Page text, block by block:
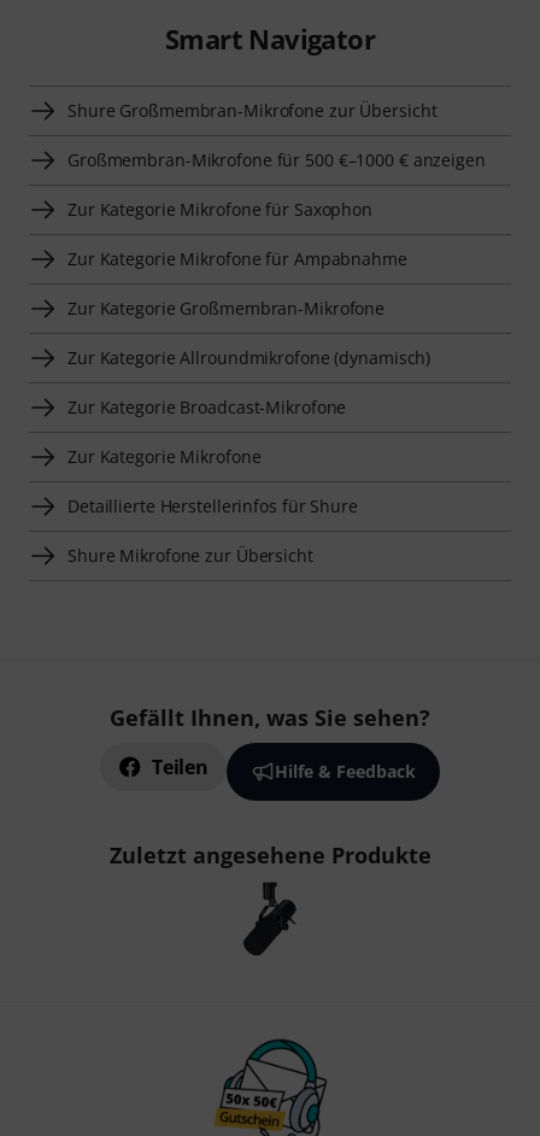
Smart Navigator
Shure Großmembran-Mikrofone zur Übersicht
Großmembran-Mikrofone für 500 €–1000 € anzeigen
Zur Kategorie Mikrofone für Saxophon
Zur Kategorie Mikrofone für Ampabnahme
Zur Kategorie Großmembran-Mikrofone
Zur Kategorie Allroundmikrofone (dynamisch)
Zur Kategorie Broadcast-Mikrofone
Zur Kategorie Mikrofone
Detaillierte Herstellerinfos für Shure
Shure Mikrofone zur Übersicht
Gefällt Ihnen, was Sie sehen?
Teilen Hilfe & Feedback
Zuletzt angesehene Produkte